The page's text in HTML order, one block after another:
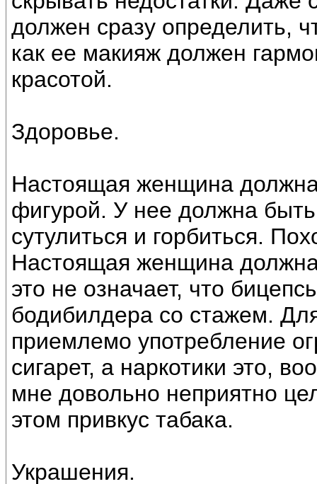
должен сразу определить,
как ее макияж должен
красотой.
Здоровье.
Настоящая женщина
фигурой. У нее должна
сутулиться и горбиться.
Настоящая женщина
это не означает, что
бодибилдера со стажем.
приемлемо употребление
сигарет, а наркотики это,
мне довольно неприятно
этом привкус табака.
Украшения.